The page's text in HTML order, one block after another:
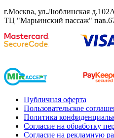
г.Москва, ул.Люблинская
ТЦ "Марьинский пассаж"
Публичная оферта
Пользовательское
Политика
Согласие на обработку
Согласие на рекламную